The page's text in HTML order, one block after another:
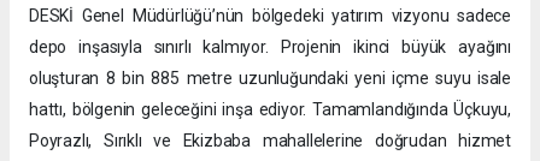
DESKİ Genel Müdürlüğü’nün bölgedeki yatırım vizyonu sadece
depo inşasıyla sınırlı kalmıyor. Projenin ikinci büyük ayağını
oluşturan 8 bin 885 metre uzunluğundaki yeni içme suyu isale
hattı, bölgenin geleceğini inşa ediyor. Tamamlandığında Üçkuyu,
Poyrazlı, Sırıklı ve Ekizbaba mahallelerine doğrudan hizmet